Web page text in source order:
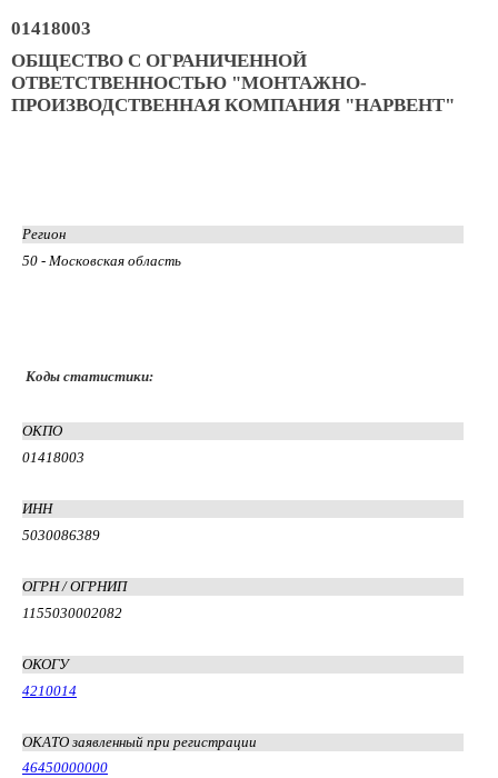
01418003
ОБЩЕСТВО С ОГРАНИЧЕННОЙ
ОТВЕТСТВЕННОСТЬЮ "МОНТАЖНО-
ПРОИЗВОДСТВЕННАЯ КОМПАНИЯ "НАРВЕНТ"
Регион
50 - Московская область
Коды статистики:
ОКПО
01418003
ИНН
5030086389
ОГРН / ОГРНИП
1155030002082
ОКОГУ
4210014
ОКАТО заявленный при регистрации
46450000000